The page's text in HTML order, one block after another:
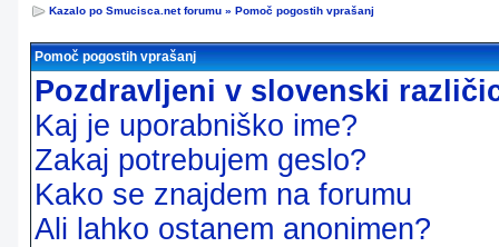
Kazalo po Smucisca.net forumu » Pomoč pogostih vprašanj
Pomoč pogostih vprašanj
Pozdravljeni v slovenski
Kaj je uporabniško ime?
Zakaj potrebujem geslo?
Kako se znajdem na forumu
Ali lahko ostanem anonimen?